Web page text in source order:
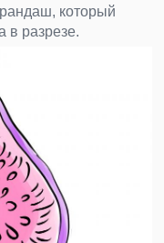
который
в разрезе.